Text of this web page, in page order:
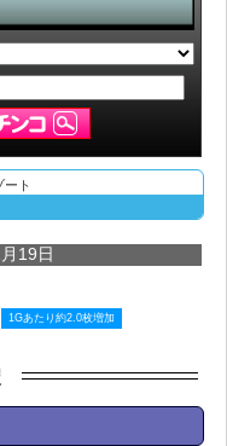
ート
19日
1Gあたり約2.0枚増加